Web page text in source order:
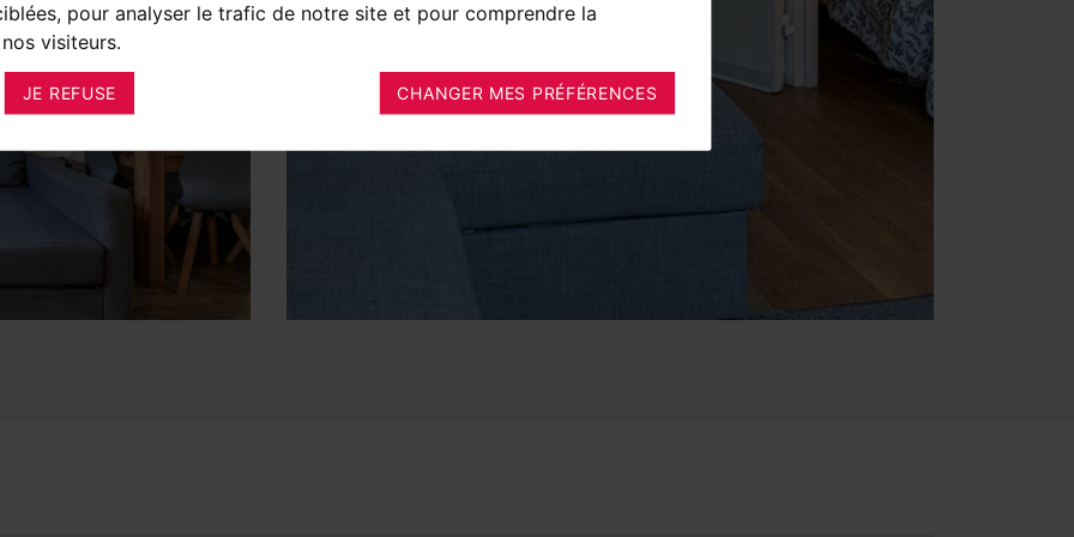
pour analyser le trafic de notre site et pour comprendre la
visiteurs.
JE REFUSE CHANGER MES PRÉFÉRENCES